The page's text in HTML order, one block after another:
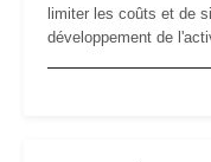
limiter les coûts et de
développement de
professionnels,